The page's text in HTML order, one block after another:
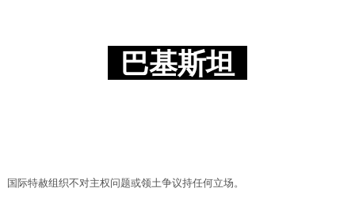
巴基斯坦
国际特赦组织不对主权问题或领土争议持任何立场。